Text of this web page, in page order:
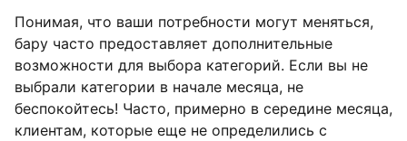
Понимая, что ваши потребности могут меняться,
бару часто предоставляет дополнительные
возможности для выбора категорий. Если вы не
выбрали категории в начале месяца, не
беспокойтесь! Часто, примерно в середине месяца,
клиентам, которые еще не определились с